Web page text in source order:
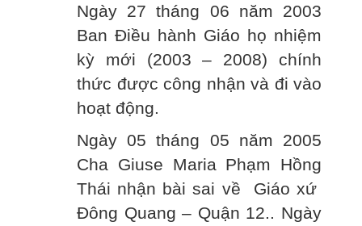
Ngày 27 tháng 06 năm 2003
Ban Điều hành Giáo họ nhiệm
kỳ mới (2003 – 2008) chính
thức được công nhận và đi vào
hoạt động.
Ngày 05 tháng 05 năm 2005
Cha Giuse Maria Phạm Hồng
Thái nhận bài sai về Giáo xứ
Đông Quang – Quận 12.. Ngày